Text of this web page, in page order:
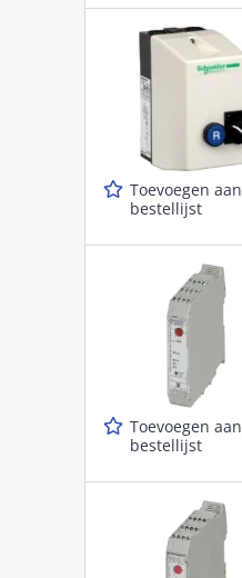
Toevoegen aan
bestellijst
Toevoegen aan
bestellijst